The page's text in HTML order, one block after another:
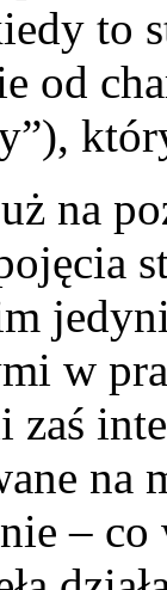
to
od
na
w
zaś
na
–